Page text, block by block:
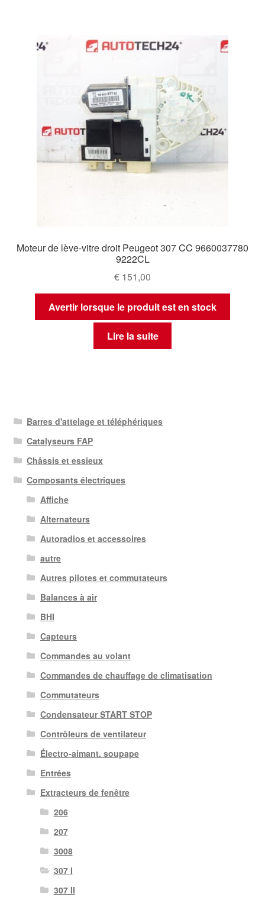
Moteur de lève-vitre droit Peugeot 307 CC 9660037780
9222CL
€ 151,00
Avertir lorsque le produit est en stock
Lire la suite
Barres d'attelage et téléphériques
Catalyseurs FAP
Châssis et essieux
Composants électriques
Affiche
Alternateurs
Autoradios et accessoires
autre
Autres pilotes et commutateurs
Balances à air
BHI
Capteurs
Commandes au volant
Commandes de chauffage de climatisation
Commutateurs
Condensateur START STOP
Contrôleurs de ventilateur
Électro-aimant. soupape
Entrées
Extracteurs de fenêtre
206
207
3008
307 I
307 II